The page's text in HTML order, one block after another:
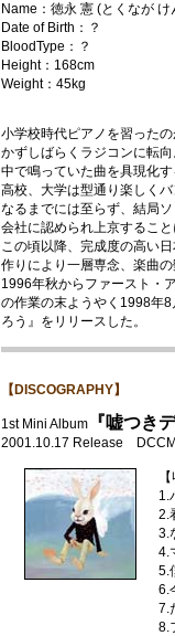
Name：徳永 憲 (とくなが け
Date of Birth：？
BloodType：？
Height：168cm
Weight：45kg
小学校時代ピアノを習った
かずしばらくラジコンに転
中で鳴っていた曲を具現化
高校、大学は型通り楽しく
なるまでには至らず、結局
会社に認められ上京するこ
この頃以降、完成度の高い
作りにより一層専念、楽曲
1996年秋からファースト・
の作業の末ようやく1998年
ろう』をリリースした。
【DISCOGRAPHY】
1st Mini Album 『嘘つき
2001.10.17 Release
1.
2.
3.
4.
5.
6.
7.
8.